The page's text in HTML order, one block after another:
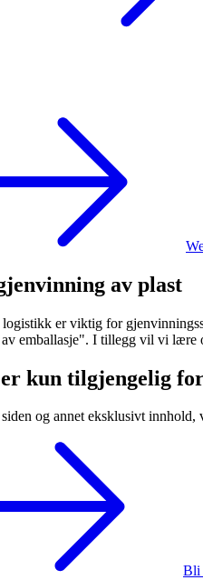
av plast
er viktig for
emballasje". I tillegg vil vi lære
kun tilgjengelig
og annet eksklusivt
Bli